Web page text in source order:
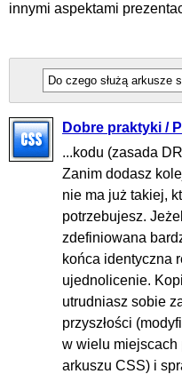
innymi aspektami
Dobre praktyki /
...kodu (zasada
Zanim dodasz
nie ma już takiej,
potrzebujesz.
zdefiniowana
końca identyczna
ujednolicenie.
utrudniasz sobie
przyszłości
w wielu miejscach
arkuszu CSS) i